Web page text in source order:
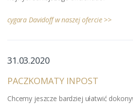
cygara Davidoff w naszej ofercie >>
31.03.2020
PACZKOMATY INPOST
Chcemy jeszcze bardziej ułatwić